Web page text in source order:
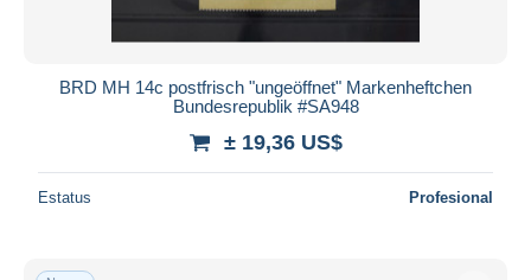
BRD MH 14c postfrisch "ungeöffnet" Markenheftchen
Bundesrepublik #SA948
± 19,36 US$
Estatus Profesional